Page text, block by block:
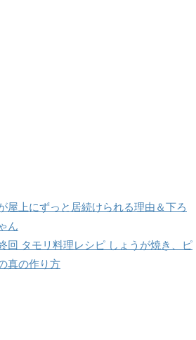
屋上にずっと居続けられる理由＆下ろ
ん
回 タモリ料理レシピ しょうが焼き、ピ
真の作り方